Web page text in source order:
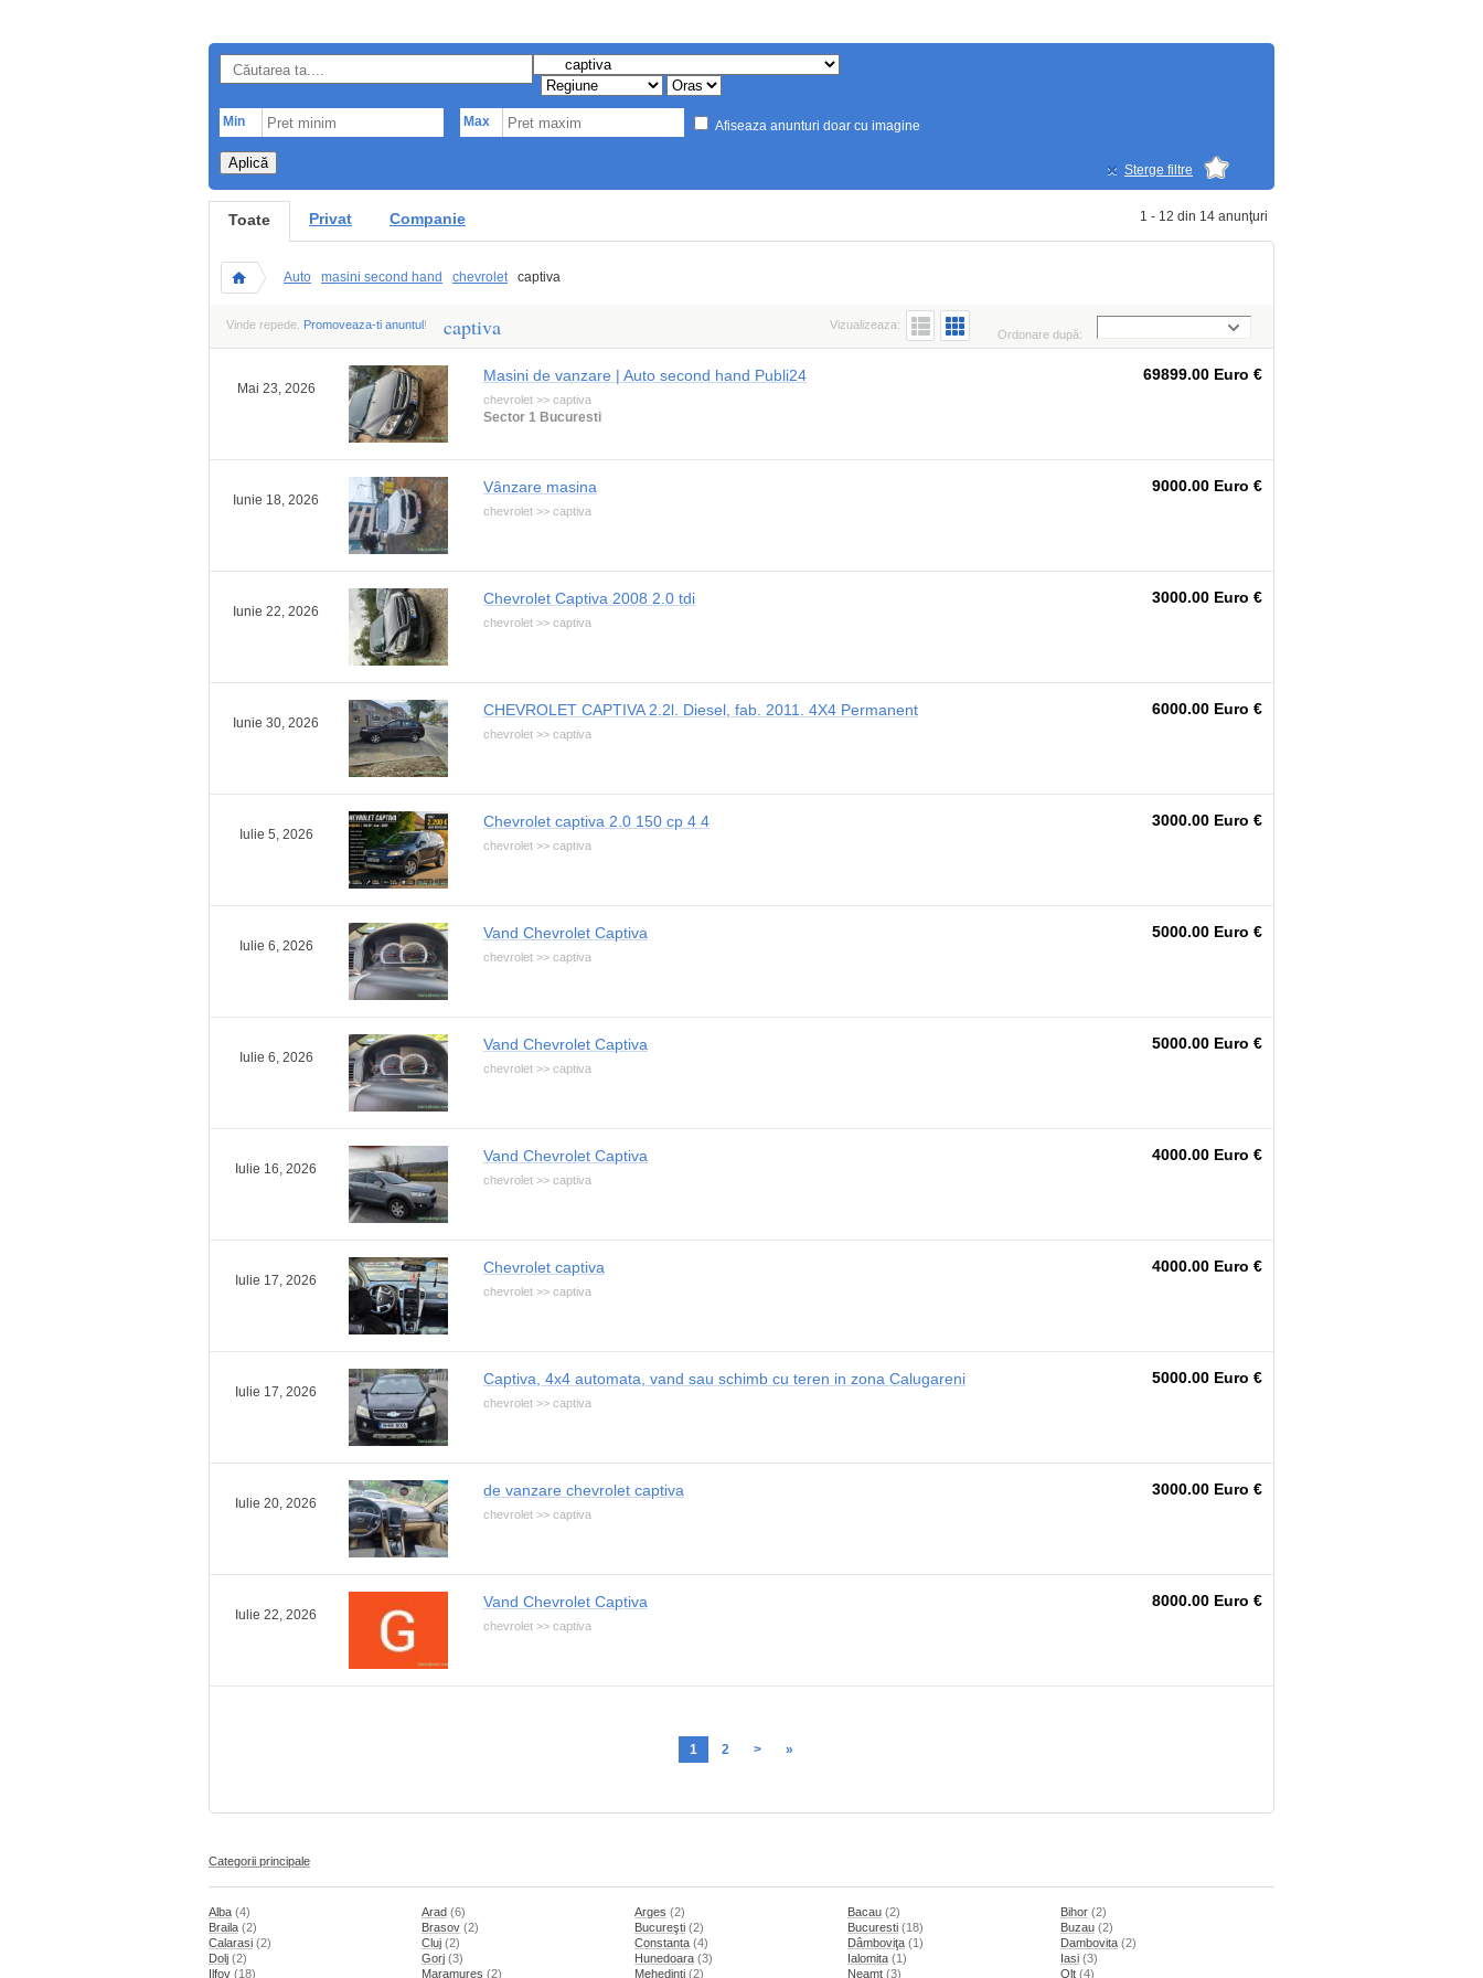
Min Max Afiseaza anunturi doar cu imagine
Aplică Sterge filtre
1 - 12 din 14 anunţuri
Toate Privat Companie
Auto masini second hand chevrolet captiva
Vinde repede. Promoveaza-ti anuntul! captiva Ordonare după:
Vizualizeaza:
Mai 23, 2026
Masini de vanzare | Auto second hand Publi24
chevrolet >> captiva
Sector 1 Bucuresti
69899.00 Euro €
Iunie 18, 2026
Vânzare masina
chevrolet >> captiva
9000.00 Euro €
Iunie 22, 2026
Chevrolet Captiva 2008 2.0 tdi
chevrolet >> captiva
3000.00 Euro €
Iunie 30, 2026
CHEVROLET CAPTIVA 2.2l. Diesel, fab. 2011. 4X4 Permanent
chevrolet >> captiva
6000.00 Euro €
Iulie 5, 2026
Chevrolet captiva 2.0 150 cp 4 4
chevrolet >> captiva
3000.00 Euro €
Iulie 6, 2026
Vand Chevrolet Captiva
chevrolet >> captiva
5000.00 Euro €
Iulie 6, 2026
Vand Chevrolet Captiva
chevrolet >> captiva
5000.00 Euro €
Iulie 16, 2026
Vand Chevrolet Captiva
chevrolet >> captiva
4000.00 Euro €
Iulie 17, 2026
Chevrolet captiva
chevrolet >> captiva
4000.00 Euro €
Iulie 17, 2026
Captiva, 4x4 automata, vand sau schimb cu teren in zona Calugareni
chevrolet >> captiva
5000.00 Euro €
Iulie 20, 2026
de vanzare chevrolet captiva
chevrolet >> captiva
3000.00 Euro €
Iulie 22, 2026
Vand Chevrolet Captiva
chevrolet >> captiva
8000.00 Euro €
1 2 > »
Categorii principale
Alba (4) Arad (6) Arges (2) Bacau (2) Bihor (2)
Braila (2) Brasov (2) Bucureşti (2) Bucuresti (18) Buzau (2)
Calarasi (2) Cluj (2) Constanta (4) Dâmboviţa (1) Dambovita (2)
Dolj (2) Gorj (3) Hunedoara (3) Ialomita (1) Iasi (3)
Ilfov (18) Maramures (2) Mehedinti (2) Neamt (3) Olt (4)